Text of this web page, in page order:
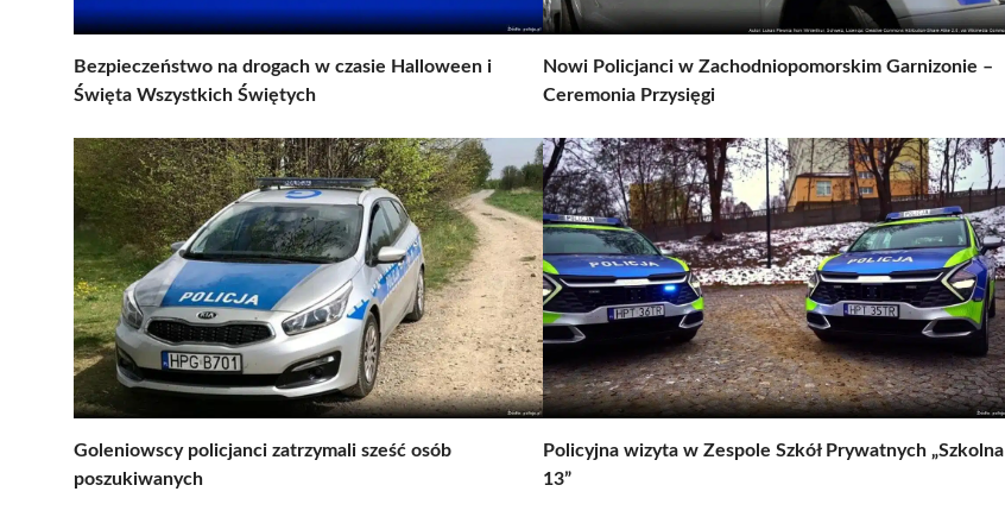
Bezpieczeństwo na drogach w czasie Halloween i
Święta Wszystkich Świętych
Nowi Policjanci w Zachodniopomorskim Garnizonie –
Ceremonia Przysięgi
Goleniowscy policjanci zatrzymali sześć osób
poszukiwanych
Policyjna wizyta w Zespole Szkół Prywatnych „Szkolna
13”